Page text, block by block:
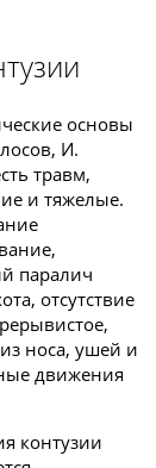
основы
И.
травм,
и тяжелые.
паралич
отсутствие
носа, ушей и
движения
контузии